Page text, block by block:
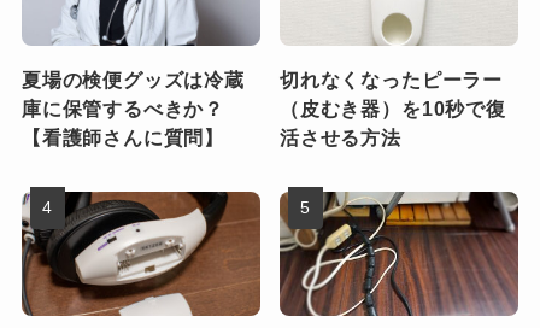
夏場の検便グッズは冷蔵
庫に保管するべきか？
【看護師さんに質問】
切れなくなったピーラー
（皮むき器）を10秒で復
活させる方法